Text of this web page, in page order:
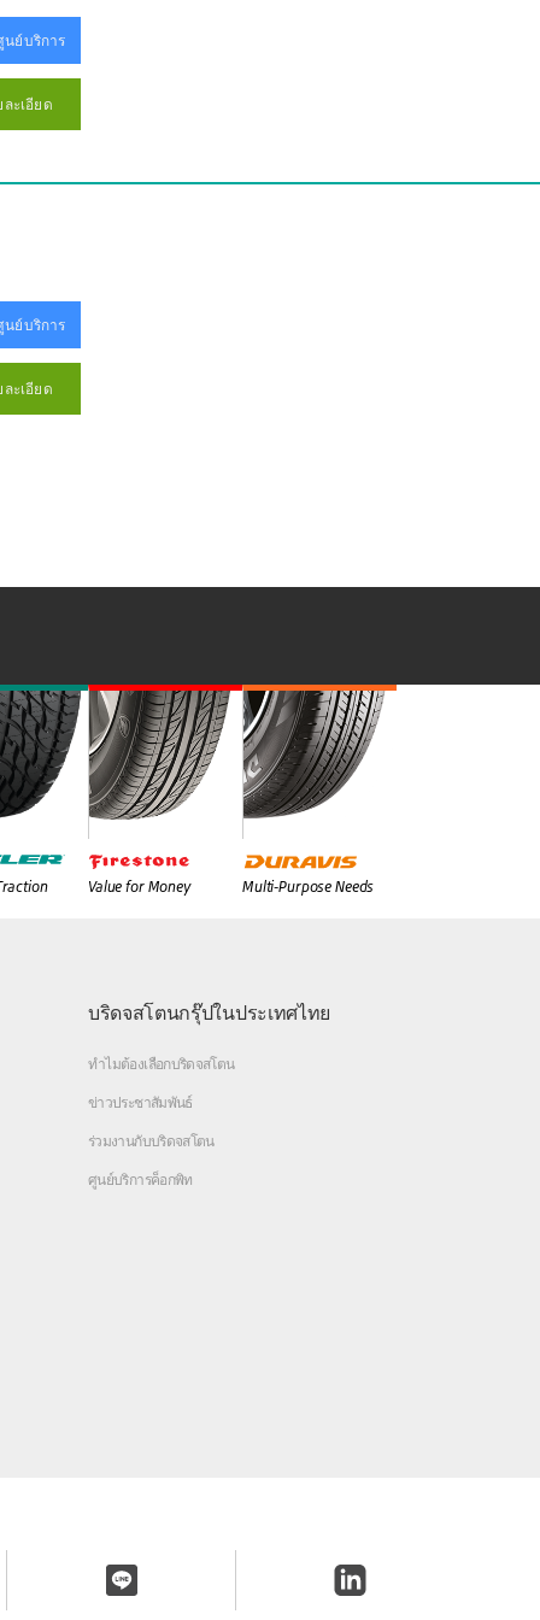
ย์บริการ
ะเอียด
ย์บริการ
ะเอียด
Value for Money Multi-Purpose Needs
บริดจสโตนกรุ๊ปในประเทศไทย
ทำไมต้องเลือกบริดจสโตน
ข่าวประชาสัมพันธ์
ร่วมงานกับบริดจสโตน
ศูนย์บริการค็อกพิท